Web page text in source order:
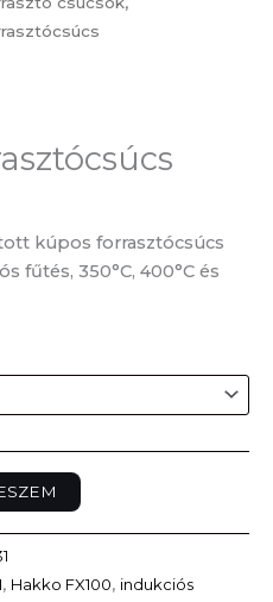
kúpos forrasztócsúcs
fűtés, 350°C, 400°C és
, Hakko FX100, indukciós